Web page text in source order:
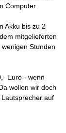
Computer
Akku bis zu 2
mitgelieferten
Stunden
Euro - wenn
wollen wir doch
auf